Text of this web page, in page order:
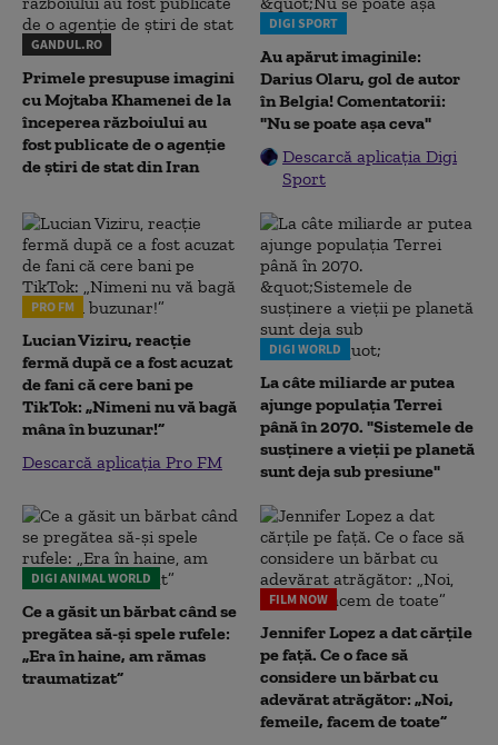
GANDUL.RO
Primele presupuse imagini
cu Mojtaba Khamenei de la
începerea războiului au
fost publicate de o agenție
de știri de stat din Iran
DIGI SPORT
Au apărut imaginile:
Darius Olaru, gol de autor
în Belgia! Comentatorii:
"Nu se poate așa ceva"
Descarcă aplicația Digi
Sport
PRO FM
Lucian Viziru, reacție
fermă după ce a fost acuzat
de fani că cere bani pe
TikTok: „Nimeni nu vă bagă
mâna în buzunar!”
Descarcă aplicația Pro FM
DIGI WORLD
La câte miliarde ar putea
ajunge populația Terrei
până în 2070. "Sistemele de
susținere a vieții pe planetă
sunt deja sub presiune"
DIGI ANIMAL WORLD
Ce a găsit un bărbat când se
pregătea să-și spele rufele:
„Era în haine, am rămas
traumatizat”
FILM NOW
Jennifer Lopez a dat cărțile
pe față. Ce o face să
considere un bărbat cu
adevărat atrăgător: „Noi,
femeile, facem de toate”